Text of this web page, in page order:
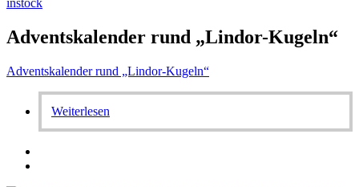
instock
Adventskalender rund „Lindor-Kugeln“
Adventskalender rund „Lindor-Kugeln“
Weiterlesen